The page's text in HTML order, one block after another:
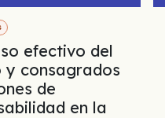
efectivo del
y consagrados
de
en la